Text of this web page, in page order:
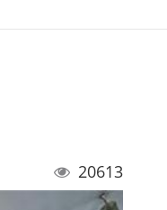
20613